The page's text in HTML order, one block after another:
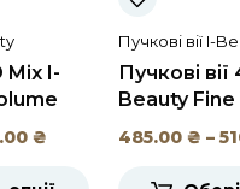
Mix I-
₴ Діапазон
Пучкові вії I-
Пучкові
Beauty
485.00 ₴ –